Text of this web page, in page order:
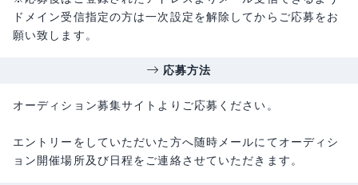
ドメイン受信指定の方は一次設定を解除してからご応募をお
願い致します。
応募方法
オーディション募集サイトよりご応募ください。
エントリーをしていただいた方へ随時メールにてオーディシ
ョン開催場所及び日程をご連絡させていただきます。